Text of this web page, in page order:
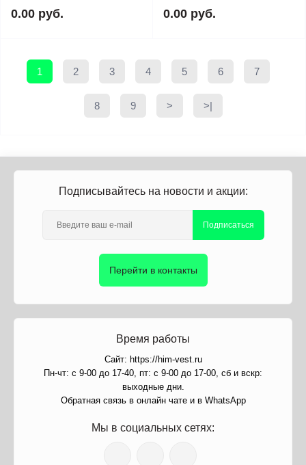
0.00 руб. 0.00 руб.
1 2 3 4 5 6 7
8 9 > >|
Подписывайтесь на новости и акции:
Подписаться
Перейти в контакты
Время работы
Сайт: https://him-vest.ru
Пн-чт: с 9-00 до 17-40, пт: с 9-00 до 17-00, сб и вскр:
выходные дни.
Обратная связь в онлайн чате и в WhatsApp
Мы в социальных сетях: